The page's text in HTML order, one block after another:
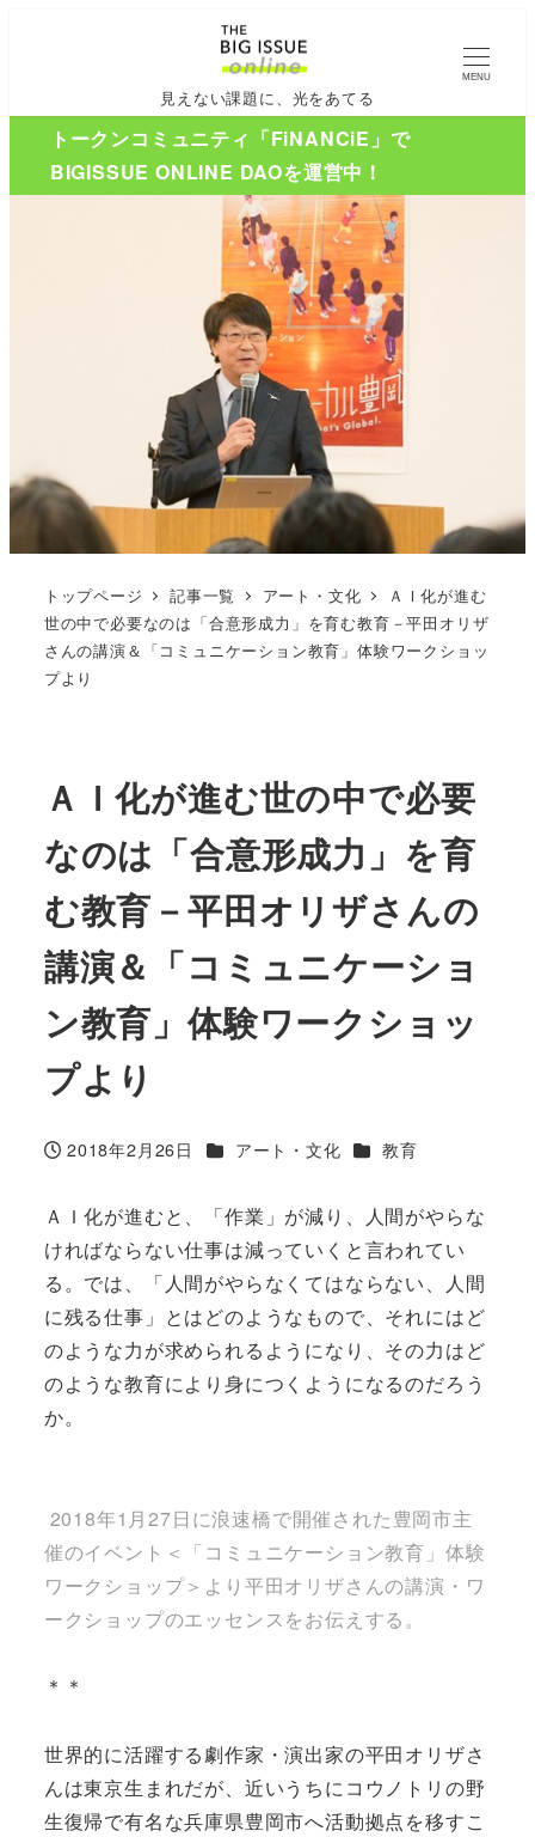
見えない課題に、光をあてる
MENU
トークンコミュニティ「FiNANCiE」で
BIGISSUE ONLINE DAOを運営中！
トップページ 記事一覧 アート・文化
ＡＩ化が進む
世の中で必要なのは「合意形成力」を育む教育－平田オリザ
さんの講演＆「コミュニケーション教育」体験ワークショッ
プより
ＡＩ化が進む世の中で必要
なのは「合意形成力」を育
む教育－平田オリザさんの
講演＆「コミュニケーショ
ン教育」体験ワークショッ
プより
投稿日
2018年2月26日 カテゴリー
アート・文化 カテゴリー
教育
ＡＩ化が進むと、「作業」が減り、人間がやらな
ければならない仕事は減っていくと言われてい
る。では、「人間がやらなくてはならない、人間
に残る仕事」とはどのようなもので、それにはど
のような力が求められるようになり、その力はど
のような教育により身につくようになるのだろう
か。
2018年1月27日に浪速橋で開催された豊岡市主
催のイベント＜「コミュニケーション教育」体験
ワークショップ＞より平田オリザさんの講演・ワ
ークショップのエッセンスをお伝えする。
＊＊
世界的に活躍する劇作家・演出家の平田オリザさ
んは東京生まれだが、近いうちにコウノトリの野
生復帰で有名な兵庫県豊岡市へ活動拠点を移すこ